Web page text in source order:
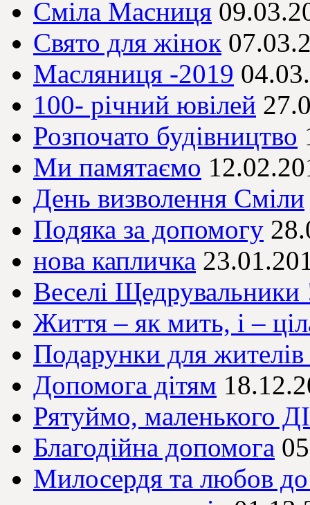
Сміла Масниця
Свято для жінок
Масляниця -2019
100- річний ювілей
Розпочато будівництво
Ми памятаємо
День визволення Сміли
Подяка за допомогу
нова капличка
Веселі
Життя – як мить, і –
Подарунки для
Допомога дітям
Рятуймо, маленького
Благодійна допомога
Милосердя та любов